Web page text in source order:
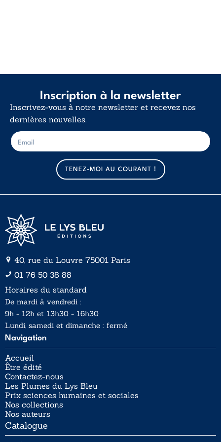
Inscription à la newsletter
Inscrivez-vous à notre newsletter et recevez nos
dernières nouvelles.
m
a
i
l
E
-
m
TENEZ-MOI AU COURANT !
40, rue du Louvre 75001 Paris
01 76 50 38 88
Horaires du standard
De mardi à vendredi :
9h - 12h et 13h30 - 16h30
Lundi, samedi et dimanche : fermé
Navigation
Accueil
Être édité
Contactez-nous
Les Plumes du Lys Bleu
Prix sciences humaines et sociales
Nos collections
Nos auteurs
Catalogue